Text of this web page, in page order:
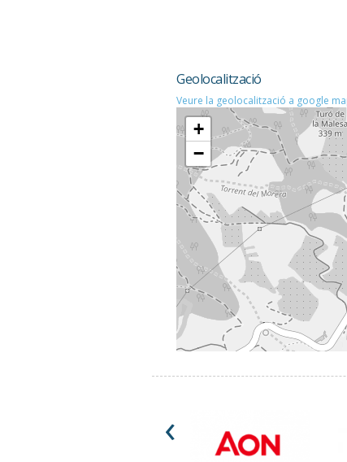
Geolocalització
Veure la geolocalització a google
+
−
‹